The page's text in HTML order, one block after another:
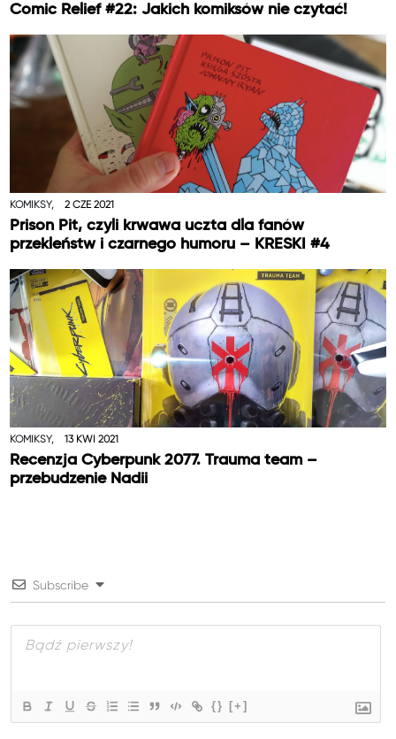
Comic Relief #22: Jakich komiksów nie czytać!
KOMIKSY, 2 CZE 2021
Prison Pit, czyli krwawa uczta dla fanów
przekleństw i czarnego humoru – KRESKI #4
KOMIKSY, 13 KWI 2021
Recenzja Cyberpunk 2077. Trauma team –
przebudzenie Nadii
Subscribe
{} [+]